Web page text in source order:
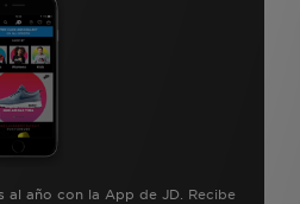
al año con la App de JD. Recibe